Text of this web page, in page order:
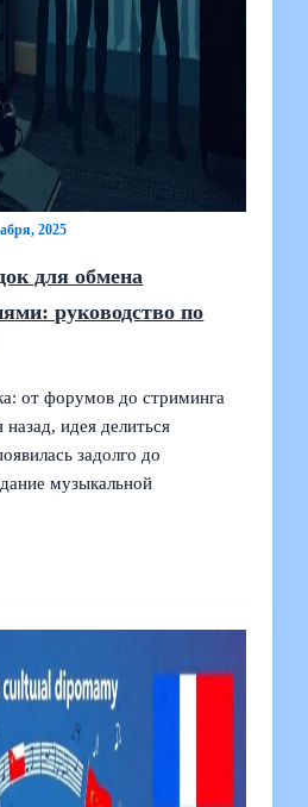
2025
для обмена
руководство по
от форумов до стриминга
назад, идея делиться
задолго до
музыкальной